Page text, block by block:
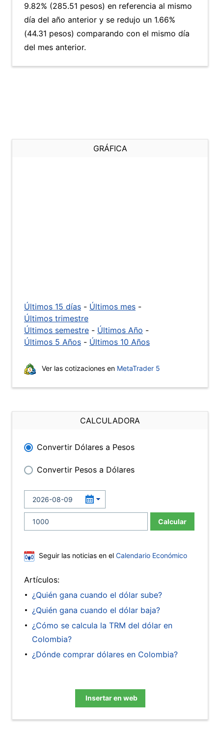
9.82% (285.51 pesos) en referencia al mismo
día del año anterior y se redujo un 1.66%
(44.31 pesos) comparando con el mismo día
del mes anterior.
GRÁFICA
Últimos 15 días - Últimos mes -
Últimos trimestre
Últimos semestre - Últimos Año -
Últimos 5 Años - Últimos 10 Años
Ver las cotizaciones en MetaTrader 5
CALCULADORA
Convertir Dólares a Pesos
Convertir Pesos a Dólares
Calcular
Seguir las noticias en el Calendario Económico
Artículos:
¿Quién gana cuando el dólar sube?
¿Quién gana cuando el dólar baja?
¿Cómo se calcula la TRM del dólar en
Colombia?
¿Dónde comprar dólares en Colombia?
Insertar en web